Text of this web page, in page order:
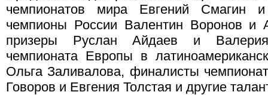
чемпионатов мира Евгений Смагин
чемпионы России Валентин Воронов и
призеры Руслан Айдаев и
чемпионата Европы в
Ольга Заливалова, финалисты
Говоров и Евгения Толстая и другие